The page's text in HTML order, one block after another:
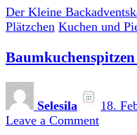
Der Kleine
Plätzchen Kuchen und
Selesila 18.
Leave a Commenton